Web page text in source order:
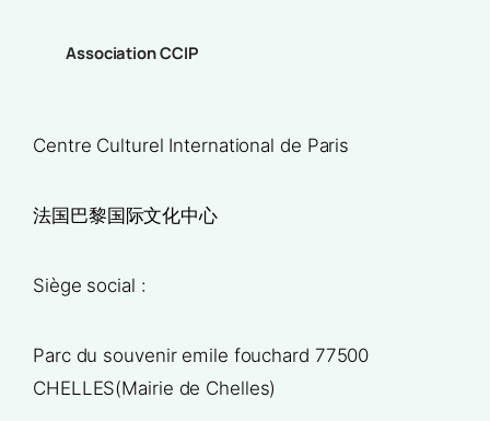
Association CCIP
Centre Culturel International de Paris
法国巴黎国际文化中心
Siège social :
Parc du souvenir emile fouchard 77500
CHELLES(Mairie de Chelles)